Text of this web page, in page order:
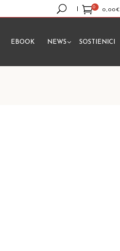
0
0,00€
prodotto nel carrello.
EBOOK NEWS SOSTIENICI